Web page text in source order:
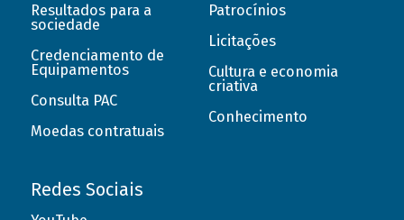
Resultados para a
sociedade
Credenciamento de
Equipamentos
Consulta PAC
Moedas contratuais
Patrocínios
Licitações
Cultura e economia
criativa
Conhecimento
Redes Sociais